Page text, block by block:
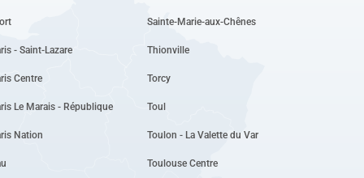
- Saint-Lazare
Centre
Le Marais - République
Nation
Sainte-Marie-aux-Chênes
Thionville
Torcy
Toul
Toulon - La Valette du Var
Toulouse Centre